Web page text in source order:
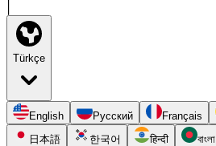
Türkçe
English Русский Français
日本語
한국어 हिन्दी বাংলা